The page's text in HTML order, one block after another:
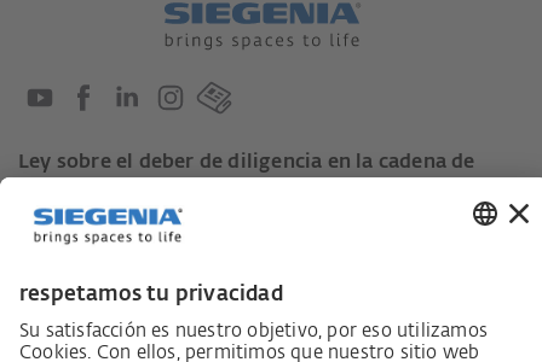
Ley sobre el deber de diligencia en la cadena de
Código de conducta para proveedores
diligencia en la cadena de suministro)
Declaración de principios sobre la estrategia de